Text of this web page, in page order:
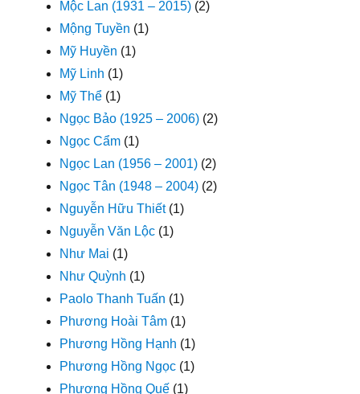
Mộc Lan (1931 – 2015) (2)
Mộng Tuyền (1)
Mỹ Huyền (1)
Mỹ Linh (1)
Mỹ Thể (1)
Ngọc Bảo (1925 – 2006) (2)
Ngọc Cẩm (1)
Ngọc Lan (1956 – 2001) (2)
Ngọc Tân (1948 – 2004) (2)
Nguyễn Hữu Thiết(1)
Nguyễn Văn Lộc (1)
Như Mai (1)
Như Quỳnh (1)
Paolo Thanh Tuấn (1)
Phương Hoài Tâm (1)
Phương Hồng Hạnh (1)
Phương Hồng Ngọc (1)
Phương Hồng Quế (1)